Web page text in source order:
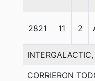
2821 11 2
CORRIERON